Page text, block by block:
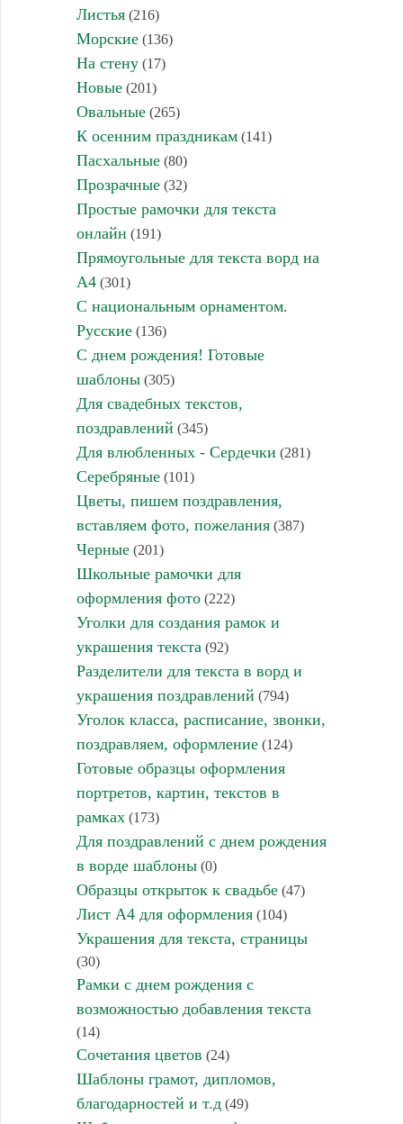
Листья(216)
Морские(136)
На стену(17)
Новые(201)
Овальные(265)
К осенним праздникам(141)
Пасхальные(80)
Прозрачные(32)
Простые рамочки для текста
онлайн (191)
Прямоугольные для текста ворд на
А4(301)
С национальным орнаментом.
Русские(136)
С днем рождения! Готовые
шаблоны(305)
Для свадебных текстов,
поздравлений (345)
Для влюбленных - Сердечки (281)
Серебряные(101)
Цветы, пишем поздравления,
вставляем фото, пожелания(387)
Черные(201)
Школьные рамочки для
оформления фото(222)
Уголки для создания рамок и
украшения текста (92)
Разделители для текста в ворд и
украшения поздравлений (794)
Уголок класса, расписание, звонки,
поздравляем, оформление(124)
Готовые образцы оформления
портретов, картин, текстов в
рамках(173)
Для поздравлений с днем рождения
в ворде шаблоны(0)
Образцы открыток к свадьбе(47)
Лист А4 для оформления(104)
Украшения для текста, страницы
(30)
Рамки с днем рождения с
возможностью добавления текста
(14)
Сочетания цветов (24)
Шаблоны грамот, дипломов,
благодарностей и т.д(49)